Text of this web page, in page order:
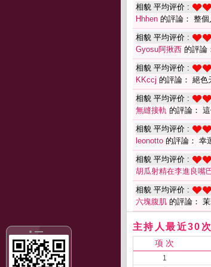
相貌 平均评价 :
Hhhen 的評論： 整個
相貌 平均评价 :
Gyosu阿揪西 的評論
相貌 平均评价 :
KKccj 的評論： 絕色
相貌 平均评价 :
無縫接軌 的評論：
相貌 平均评价 :
leonotto 的評論： 幸
相貌 平均评价 :
胡瓜射精在李進良嘴
相貌 平均评价 :
六塊腹肌 的評論：
主持人最近30
项 次
1